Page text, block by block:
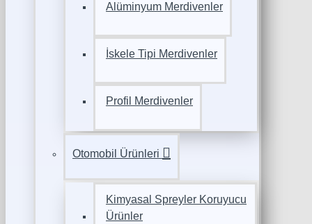
Alüminyum Merdivenler
İskele Tipi Merdivenler
Profil Merdivenler
Otomobil Ürünleri
Kimyasal Spreyler Koruyucu
Ürünler